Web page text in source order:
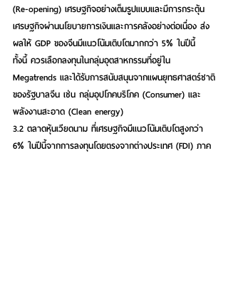
(Re-opening) เศรษฐกิจอย่างเต็มรูปแบบและมีการกระตุ้น
เศรษฐกิจผ่านนโยบายการเงินและการคลังอย่างต่อเนื่อง ส่ง
ผลให้ GDP ของจีนมีแนวโน้มเติบโตมากกว่า 5% ในปีนี้
ทั้งนี้ ควรเลือกลงทุนในกลุ่มอุตสาหกรรมที่อยู่ใน
Megatrends และได้รับการสนับสนุนจากแผนยุทธศาสตร์ชาติ
ของรัฐบาลจีน เช่น กลุ่มอุปโภคบริโภค (Consumer) และ
พลังงานสะอาด (Clean energy)
3.2 ตลาดหุ้นเวียดนาม ที่เศรษฐกิจมีแนวโน้มเติบโตสูงกว่า
6% ในปีนี้จากการลงทุนโดยตรงจากต่างประเทศ (FDI) ภาค